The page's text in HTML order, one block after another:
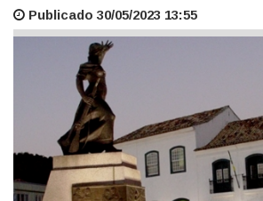
Publicado 30/05/2023 13:55